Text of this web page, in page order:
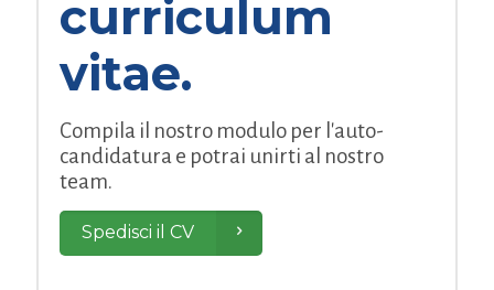
curriculum
vitae.
Compila il nostro modulo per l'auto-
candidatura e potrai unirti al nostro
team.
Spedisci il CV